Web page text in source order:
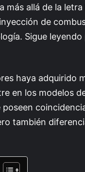
allá de la
de
Sigue
haya adquirido
en los modelos
también